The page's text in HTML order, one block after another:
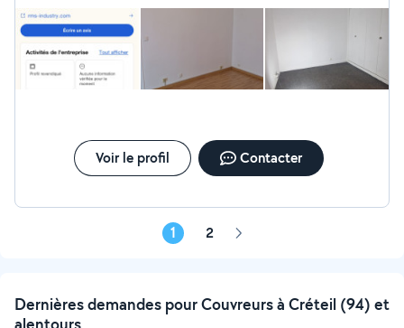
Voir le profil Contacter
1 2 Page
Dernières demandes pour Couvreurs à Créteil (94) et